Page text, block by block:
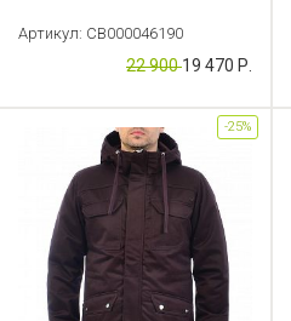
Артикул: CB000046190
22 90019 470 Р.
-25%